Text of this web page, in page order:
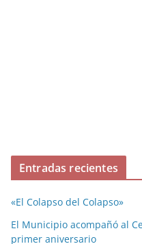
Entradas recientes
«El Colapso del Colapso»
El Municipio acompañó al
primer aniversario